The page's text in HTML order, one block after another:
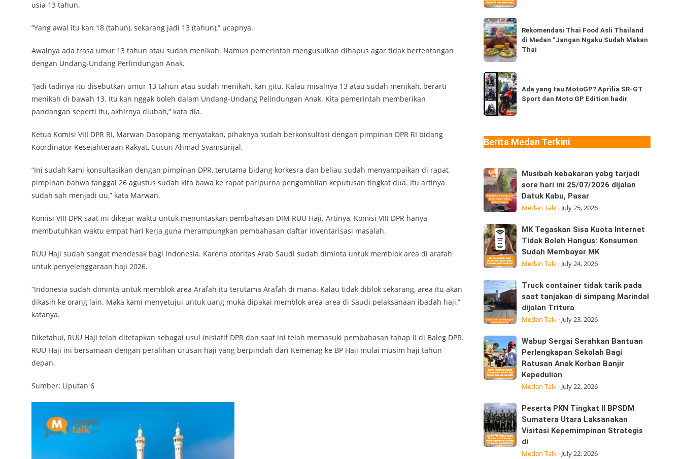
usia 13 tahun.
“Yang awal itu kan 18 (tahun), sekarang jadi 13 (tahun),” ucapnya.
Awalnya ada frasa umur 13 tahun atau sudah menikah. Namun pemerintah mengusulkan dihapus agar tidak bertentangan
dengan Undang-Undang Perlindungan Anak.
“Jadi tadinya itu disebutkan umur 13 tahun atau sudah menikah, kan gitu. Kalau misalnya 13 atau sudah menikah, berarti
menikah di bawah 13. Itu kan nggak boleh dalam Undang-Undang Pelindungan Anak. Kita pemerintah memberikan
pandangan seperti itu, akhirnya diubah,” kata dia.
Ketua Komisi VIII DPR RI, Marwan Dasopang menyatakan, pihaknya sudah berkonsultasi dengan pimpinan DPR RI bidang
Koordinator Kesejahteraan Rakyat, Cucun Ahmad Syamsurijal.
“Ini sudah kami konsultasikan dengan pimpinan DPR, terutama bidang korkesra dan beliau sudah menyampaikan di rapat
pimpinan bahwa tanggal 26 agustus sudah kita bawa ke rapat paripurna pengambilan keputusan tingkat dua. Itu artinya
sudah sah menjadi uu,” kata Marwan.
Komisi VIII DPR saat ini dikejar waktu untuk menuntaskan pembahasan DIM RUU Haji. Artinya, Komisi VIII DPR hanya
membutuhkan waktu empat hari kerja guna merampungkan pembahasan daftar inventarisasi masalah.
RUU Haji sudah sangat mendesak bagi Indonesia. Karena otoritas Arab Saudi sudah diminta untuk memblok area di arafah
untuk penyelenggaraan haji 2026.
“Indonesia sudah diminta untuk memblok area Arafah itu terutama Arafah di mana. Kalau tidak diblok sekarang, area itu akan
dikasih ke orang lain. Maka kami menyetujui untuk uang muka dipakai memblok area-area di Saudi pelaksanaan ibadah haji,”
katanya.
Diketahui, RUU Haji telah ditetapkan sebagai usul inisiatif DPR dan saat ini telah memasuki pembahasan tahap II di Baleg DPR.
RUU Haji ini bersamaan dengan peralihan urusan haji yang berpindah dari Kemenag ke BP Haji mulai musim haji tahun
depan.
Sumber: Liputan 6
Ternama
dari
Thailand,
kamu
sudah
coba
berapa
jenis?
Rekomendasi
Thai
Food
Asli
Thailand
di
Medan
“Jangan
Sudah
Makan
Rekomendasi Thai Food Asli Thailand
di Medan “Jangan Ngaku Sudah Makan
Thai
Ada
yang
tau
MotoGP?
SR-
GT
dan
Moto
GP
Edition
hadir
Ada yang tau MotoGP? Aprilia SR-GT
Sport dan Moto GP Edition hadir
Berita Medan Terkini
Musibah
kebakaran
yabg
tarjadi
sore
hari
ini
25/07/2026
dijalan
Datuk
Kabu,
Pasar
Musibah kebakaran yabg tarjadi
sore hari ini 25/07/2026 dijalan
Datuk Kabu, Pasar
Medan Talk· July 25, 2026
MK
Tegaskan
Sisa
Kuota
Internet
Tidak
Boleh
Hangus:
Konsumen
Sudah
Membayar
MK
MK Tegaskan Sisa Kuota Internet
Tidak Boleh Hangus: Konsumen
Sudah Membayar MK
Medan Talk· July 24, 2026
Truck
container
tidak
tarik
pada
saat
tanjakan
di
simpang
dijalan
Tritura
Truck container tidak tarik pada
saat tanjakan di simpang Marindal
dijalan Tritura
Medan Talk· July 23, 2026
Wabup
Sergai
Serahkan
Bantuan
Perlengkapan
Sekolah
Bagi
Ratusan
Anak
Wabup Sergai Serahkan Bantuan
Perlengkapan Sekolah Bagi
Ratusan Anak Korban Banjir
Kepedulian
Medan Talk· July 22, 2026
Peserta
PKN
Tingkat
II
Peserta PKN Tingkat II BPSDM
Sumatera Utara Laksanakan
Visitasi Kepemimpinan Strategis
di
Medan Talk· July 22, 2026